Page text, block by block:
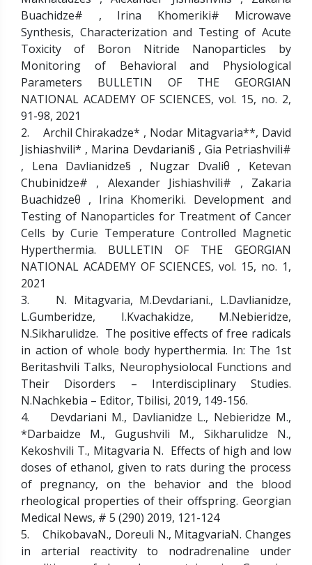
Buachidze# , Irina Khomeriki# Microwave
Synthesis, Characterization and Testing of Acute
Toxicity of Boron Nitride Nanoparticles by
Monitoring of Behavioral and Physiological
Parameters BULLETIN OF THE GEORGIAN
NATIONAL ACADEMY OF SCIENCES, vol. 15, no. 2,
91-98, 2021
2. Archil Chirakadze* , Nodar Mitagvaria**, David
Jishiashvili* , Marina Devdariani§ , Gia Petriashvili#
, Lena Davlianidze§ , Nugzar Dvaliθ , Ketevan
Chubinidze# , Alexander Jishiashvili# , Zakaria
Buachidzeθ , Irina Khomeriki. Development and
Testing of Nanoparticles for Treatment of Cancer
Cells by Curie Temperature Controlled Magnetic
Hyperthermia. BULLETIN OF THE GEORGIAN
NATIONAL ACADEMY OF SCIENCES, vol. 15, no. 1,
2021
3. N. Mitagvaria, M.Devdariani., L.Davlianidze,
L.Gumberidze, I.Kvachakidze, M.Nebieridze,
N.Sikharulidze. The positive effects of free radicals
in action of whole body hyperthermia. In: The 1st
Beritashvili Talks, Neurophysiolocal Functions and
Their Disorders – Interdisciplinary Studies.
N.Nachkebia – Editor, Tbilisi, 2019, 149-156.
4. Devdariani M., Davlianidze L., Nebieridze M.,
*Darbaidze M., Gugushvili M., Sikharulidze N.,
Kekoshvili T., Mitagvaria N. Effects of high and low
doses of ethanol, given to rats during the process
of pregnancy, on the behavior and the blood
rheological properties of their offspring. Georgian
Medical News, # 5 (290) 2019, 121-124
5. ChikobavaN., Doreuli N., MitagvariaN. Changes
in arterial reactivity to nodradrenaline under